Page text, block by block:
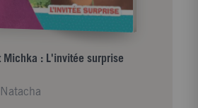
Michka : L'invitée surprise